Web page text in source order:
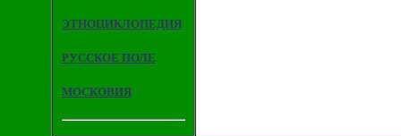
ЭТНОЦИКЛОПЕДИЯ
РУССКОЕ ПОЛЕ
МОСКОВИЯ